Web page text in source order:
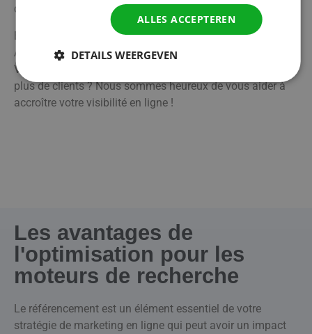
d'Anvers.
En outre, nous soutenons les entreprises non seulement à
Anvers, mais aussi dans d'autres régions de Belgique.
Vous souhaitez améliorer votre visibilité locale et attirer
plus de clients ? Nous sommes heureux de vous aider à
accroître votre visibilité en ligne !
Les avantages de
l'optimisation pour les
moteurs de recherche
Le référencement est un élément essentiel de votre
stratégie de marketing en ligne qui peut avoir un impact
ALLES ACCEPTEREN
DETAILS WEERGEVEN